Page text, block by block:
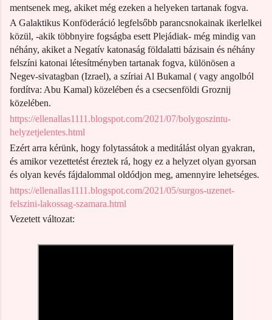
mentsenek meg, akiket még ezeken a helyeken tartanak fogva.
A Galaktikus Konföderáció legfelsőbb parancsnokainak ikerlelkei
közül, -akik többnyire fogságba esett Plejádiak- még mindig van
néhány, akiket a Negatív katonaság földalatti bázisain és néhány
felszíni katonai létesítményben tartanak fogva, különösen a
Negev-sivatagban (Izrael), a szíriai Al Bukamal ( vagy angolból
fordítva: Abu Kamal) közelében és a csecsenföldi Groznij
közelében.
https://ellenallas1111.blogspot.com/2021/07/bolygoszintu-
helyzetjelentes.html
Ezért arra kérünk, hogy folytassátok a meditálást olyan gyakran,
és amikor vezettetést éreztek rá, hogy ez a helyzet olyan gyorsan
és olyan kevés fájdalommal oldódjon meg, amennyire lehetséges.
https://ellenallas1111.blogspot.com/2021/05/surgos-uzenet-
felszini-lakossag-szamara.html
Vezetett változat: